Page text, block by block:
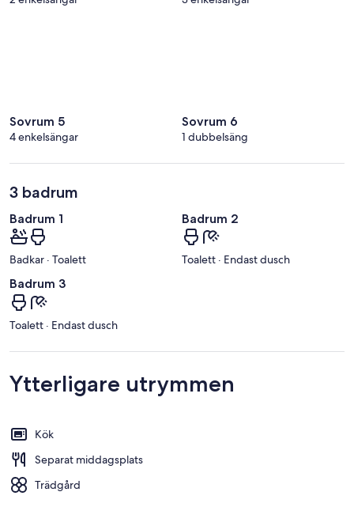
Sovrum 5
4 enkelsängar
Sovrum 6
1 dubbelsäng
3 badrum
Badrum 1
Badkar · Toalett
Badrum 2
Toalett · Endast dusch
Badrum 3
Toalett · Endast dusch
Ytterligare utrymmen
Kök
Separat middagsplats
Trädgård